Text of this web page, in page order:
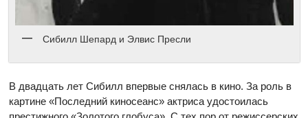
Сибилл Шепард и Элвис Пресли
В двадцать лет Сибилл впервые снялась в кино. За роль в
картине «Последний киносеанс» актриса удостоилась